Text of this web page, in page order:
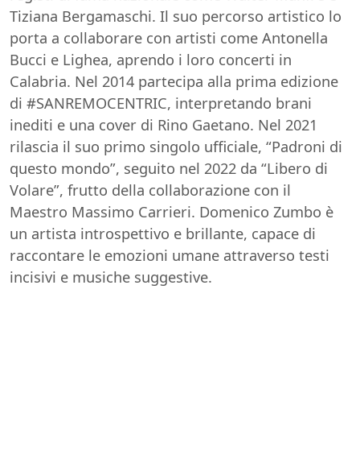
Tiziana Bergamaschi. Il suo percorso artistico lo
porta a collaborare con artisti come Antonella
Bucci e Lighea, aprendo i loro concerti in
Calabria. Nel 2014 partecipa alla prima edizione
di #SANREMOCENTRIC, interpretando brani
inediti e una cover di Rino Gaetano. Nel 2021
rilascia il suo primo singolo ufficiale, “Padroni di
questo mondo”, seguito nel 2022 da “Libero di
Volare”, frutto della collaborazione con il
Maestro Massimo Carrieri. Domenico Zumbo è
un artista introspettivo e brillante, capace di
raccontare le emozioni umane attraverso testi
incisivi e musiche suggestive.